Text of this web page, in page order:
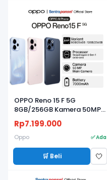
OPPO Reno 15 F 5G
8GB/256GB Kamera 50MP,
Baterai 7000mAh, Layar
AMOLED 120Hz
Rp7.199.000
Oppo ✅ Ada
🛒 Beli 🤍